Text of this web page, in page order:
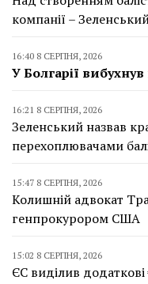
компанії –
16:40 8 СЕРПНЯ, 2026
У Болгарії
16:21 8 СЕРПНЯ, 2026
Зеленський назвав
перехоплювачами
15:47 8 СЕРПНЯ, 2026
Колишній адвокат
генпрокурором США
15:02 8 СЕРПНЯ, 2026
ЄС виділив